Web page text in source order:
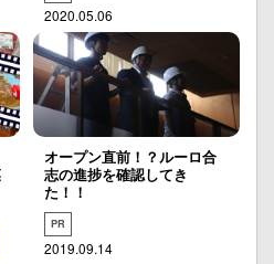
2020.05.06
オープン直前！？ルーロ合
志の進捗を確認してき
た！！
PR
2019.09.14